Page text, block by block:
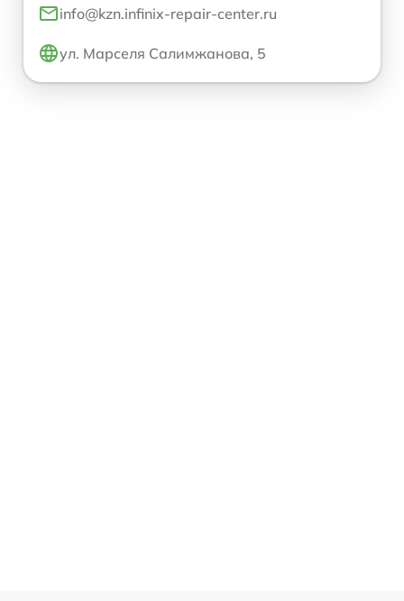
info@kzn.infinix-repair-center.ru
ул. Марселя Салимжанова, 5